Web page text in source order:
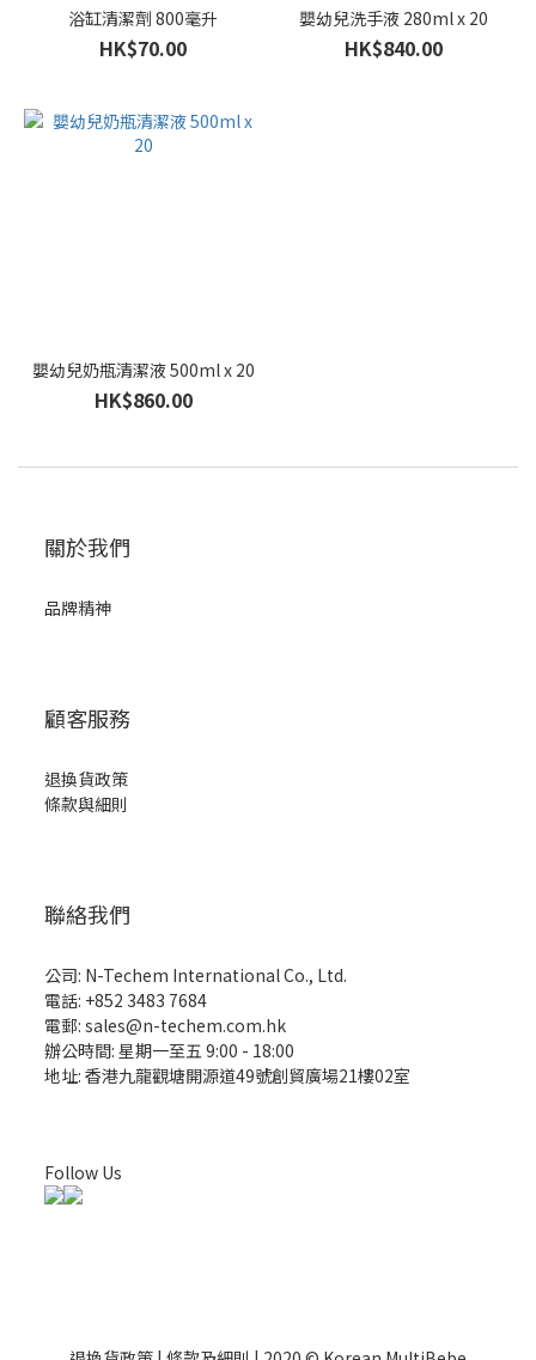
浴缸清潔劑 800毫升
HK$70.00
嬰幼兒洗手液 280ml x 20
HK$840.00
嬰幼兒奶瓶清潔液 500ml x 20
HK$860.00
關於我們
品牌精神
顧客服務
退換貨政策
條款與細則
聯絡我們
公司: N-Techem International Co., Ltd.
電話: +852 3483 7684
電郵: sales@n-techem.com.hk
辦公時間: 星期一至五 9:00 - 18:00
地址: 香港九龍觀塘開源道49號創貿廣場21樓02室
Follow Us